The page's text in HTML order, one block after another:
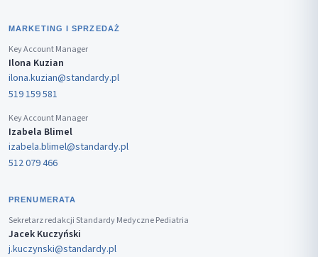
MARKETING I SPRZEDAŻ
Key Account Manager
Ilona Kuzian
ilona.kuzian@standardy.pl
519 159 581
Key Account Manager
Izabela Blimel
izabela.blimel@standardy.pl
512 079 466
PRENUMERATA
Sekretarz redakcji Standardy Medyczne Pediatria
Jacek Kuczyński
j.kuczynski@standardy.pl